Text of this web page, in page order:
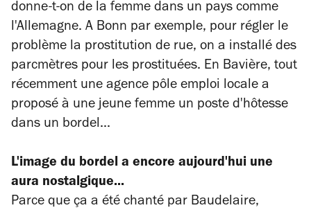
donne-t-on de la femme dans un pays comme
l'Allemagne. A Bonn par exemple, pour régler le
problème la prostitution de rue, on a installé des
parcmètres pour les prostituées. En Bavière, tout
récemment une agence pôle emploi locale a
proposé à une jeune femme un poste d'hôtesse
dans un bordel...
L'image du bordel a encore aujourd'hui une
aura nostalgique...
Parce que ça a été chanté par Baudelaire,